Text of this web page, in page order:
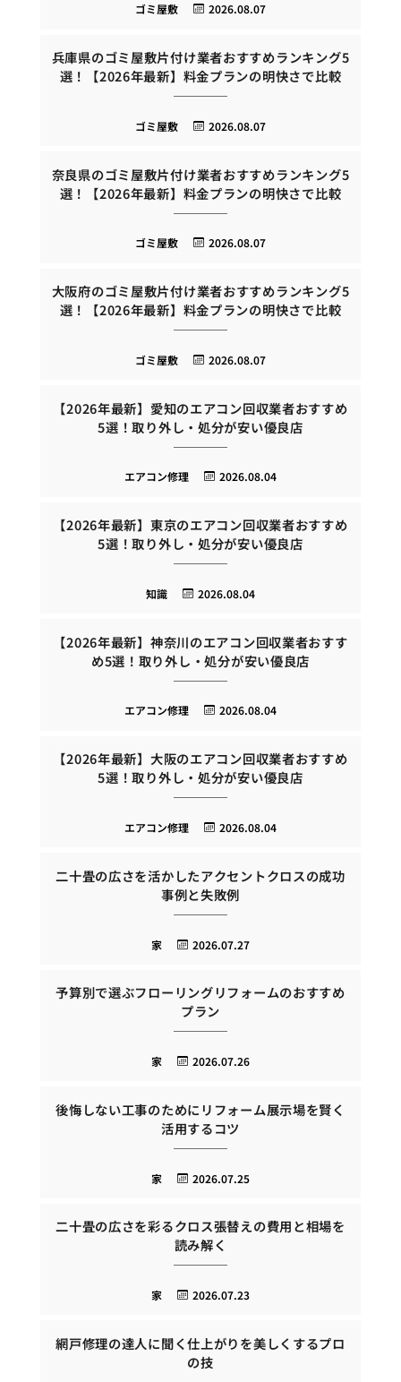
2026.08.07
ゴミ屋敷
兵庫県のゴミ屋敷片付け業者おすすめランキング5
選！【2026年最新】料金プランの明快さで比較
2026.08.07
ゴミ屋敷
奈良県のゴミ屋敷片付け業者おすすめランキング5
選！【2026年最新】料金プランの明快さで比較
2026.08.07
ゴミ屋敷
大阪府のゴミ屋敷片付け業者おすすめランキング5
選！【2026年最新】料金プランの明快さで比較
2026.08.07
ゴミ屋敷
【2026年最新】愛知のエアコン回収業者おすすめ
5選！取り外し・処分が安い優良店
2026.08.04
エアコン修理
【2026年最新】東京のエアコン回収業者おすすめ
5選！取り外し・処分が安い優良店
2026.08.04
知識
【2026年最新】神奈川のエアコン回収業者おすす
め5選！取り外し・処分が安い優良店
2026.08.04
エアコン修理
【2026年最新】大阪のエアコン回収業者おすすめ
5選！取り外し・処分が安い優良店
2026.08.04
エアコン修理
二十畳の広さを活かしたアクセントクロスの成功
事例と失敗例
2026.07.27
家
予算別で選ぶフローリングリフォームのおすすめ
プラン
2026.07.26
家
後悔しない工事のためにリフォーム展示場を賢く
活用するコツ
2026.07.25
家
二十畳の広さを彩るクロス張替えの費用と相場を
読み解く
2026.07.23
家
網戸修理の達人に聞く仕上がりを美しくするプロ
の技